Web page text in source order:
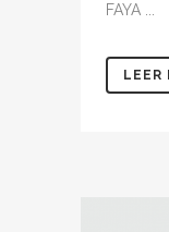
FAYA ...
LEER